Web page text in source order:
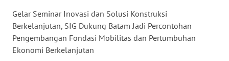
Gelar Seminar Inovasi dan Solusi Konstruksi
Berkelanjutan, SIG Dukung Batam Jadi Percontohan
Pengembangan Fondasi Mobilitas dan Pertumbuhan
Ekonomi Berkelanjutan
KALSEL
WN
KALTIM